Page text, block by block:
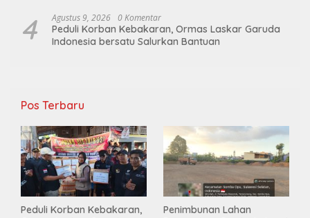
4 Agustus 9, 2026 0 Komentar
Peduli Korban Kebakaran, Ormas Laskar Garuda
Indonesia bersatu Salurkan Bantuan
Pos Terbaru
Peduli Korban Kebakaran,
Penimbunan Lahan